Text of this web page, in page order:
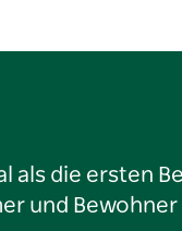
als die ersten
und Bewohner